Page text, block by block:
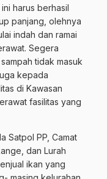
harus berhasil
panjang, olehnya
indah dan ramai
Segera
tidak masuk
kepada
di Kawasan
fasilitas yang
Satpol PP, Camat
dan Lurah
ikan yang